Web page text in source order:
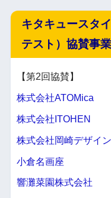
キタキュースタ
テスト）協賛事
【第2回協賛】
株式会社ATOMica
株式会社ITOHEN
株式会社岡崎デザイン
小倉名画座
響灘菜園株式会社